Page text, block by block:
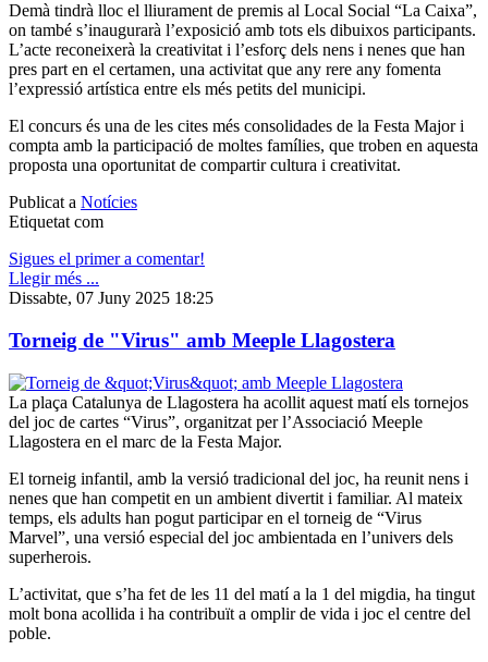
Demà tindrà lloc el lliurament de premis al Local Social “La Caixa”,
on també s’inaugurarà l’exposició amb tots els dibuixos participants.
L’acte reconeixerà la creativitat i l’esforç dels nens i nenes que han
pres part en el certamen, una activitat que any rere any fomenta
l’expressió artística entre els més petits del municipi.
El concurs és una de les cites més consolidades de la Festa Major i
compta amb la participació de moltes famílies, que troben en aquesta
proposta una oportunitat de compartir cultura i creativitat.
Publicat a Notícies
Etiquetat com
Sigues el primer a comentar!
Llegir més ...
Dissabte, 07 Juny 2025 18:25
Torneig de "Virus" amb Meeple Llagostera
La plaça Catalunya de Llagostera ha acollit aquest matí els tornejos
del joc de cartes “Virus”, organitzat per l’Associació Meeple
Llagostera en el marc de la Festa Major.
El torneig infantil, amb la versió tradicional del joc, ha reunit nens i
nenes que han competit en un ambient divertit i familiar. Al mateix
temps, els adults han pogut participar en el torneig de “Virus
Marvel”, una versió especial del joc ambientada en l’univers dels
superherois.
L’activitat, que s’ha fet de les 11 del matí a la 1 del migdia, ha tingut
molt bona acollida i ha contribuït a omplir de vida i joc el centre del
poble.